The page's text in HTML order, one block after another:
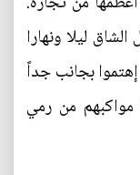
ليلا ونهارا
بجانب جداً
من رمي